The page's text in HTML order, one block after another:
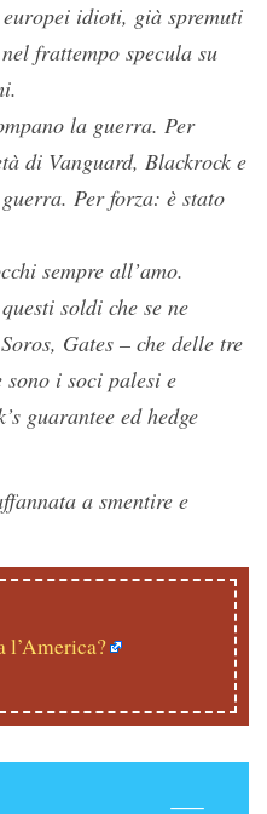
idioti, già spremuti
frattempo specula su
la guerra. Per
di Vanguard, Blackrock e
Per forza: è stato
sempre all’amo.
soldi che se ne
Gates – che delle tre
i soci palesi e
guarantee ed hedge
a smentire e
l’America?